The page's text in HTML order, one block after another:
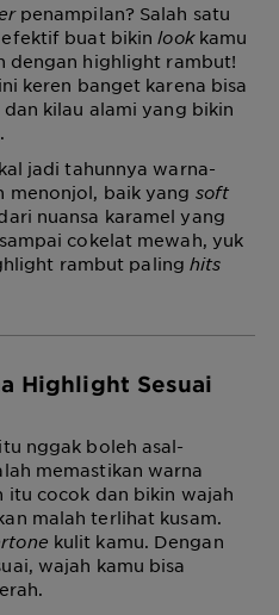
penampilan? Salah satu
efektif buat bikinlookkamu
dengan highlight rambut!
keren banget karena bisa
kilau alami yang bikin
jadi tahunnya warna-
menonjol, baik yang soft
nuansa karamel yang
cokelat mewah, yuk
rambut palinghits
Highlight Sesuai
nggak boleh asal-
memastikan warna
cocok dan bikin wajah
malah terlihat kusam.
kulit kamu. Dengan
wajah kamu bisa